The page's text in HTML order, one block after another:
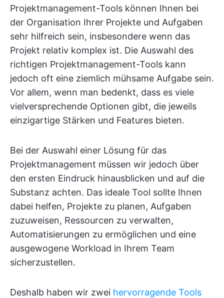
Projektmanagement-Tools können Ihnen bei
der Organisation Ihrer Projekte und Aufgaben
sehr hilfreich sein, insbesondere wenn das
Projekt relativ komplex ist. Die Auswahl des
richtigen Projektmanagement-Tools kann
jedoch oft eine ziemlich mühsame Aufgabe sein.
Vor allem, wenn man bedenkt, dass es viele
vielversprechende Optionen gibt, die jeweils
einzigartige Stärken und Features bieten.
Bei der Auswahl einer Lösung für das
Projektmanagement müssen wir jedoch über
den ersten Eindruck hinausblicken und auf die
Substanz achten. Das ideale Tool sollte Ihnen
dabei helfen, Projekte zu planen, Aufgaben
zuzuweisen, Ressourcen zu verwalten,
Automatisierungen zu ermöglichen und eine
ausgewogene Workload in Ihrem Team
sicherzustellen.
Deshalb haben wir zwei hervorragende Tools